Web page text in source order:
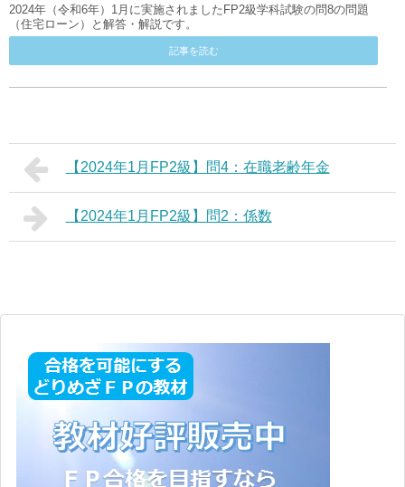
2024年（令和6年）1月に実施されましたFP2級学科試験の問8の問題
（住宅ローン）と解答・解説です。
記事を読む
【2024年1月FP2級】問4：在職老齢年金
【2024年1月FP2級】問2：係数